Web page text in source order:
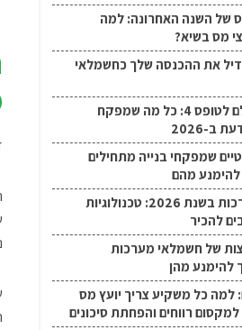
של השנה האחרונה: למה
מס בשיא?
את ההכנסה שלך כחשמלאי
המדריך השלם לטופס 4: כל מה שמפקח
ב-2026
שמפקחי בנייה מתחילים
להימנע מהם
חשמלאי מערכות בשנת 2026: טכנולוגיות
להכיר
של חשמלאי מערכות
להימנע מהן
למה כל משקיע צריך יועץ מס
רווחים והפחתת סיכונים